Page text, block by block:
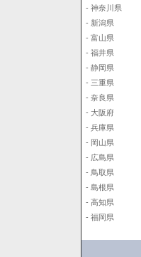
- 神奈川県
- 新潟県
- 富山県
- 福井県
- 静岡県
- 三重県
- 奈良県
- 大阪府
- 兵庫県
- 岡山県
- 広島県
- 鳥取県
- 島根県
- 高知県
- 福岡県